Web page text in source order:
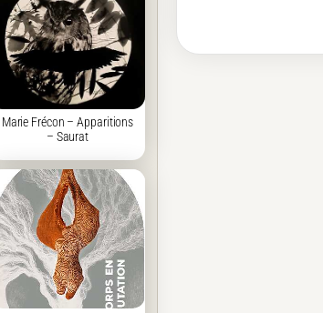
Marie Frécon – Apparitions
– Saurat